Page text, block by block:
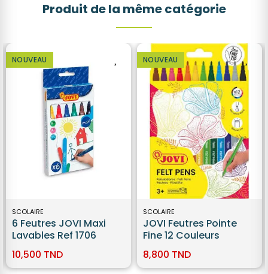
Produit de la même catégorie
NOUVEAU
SCOLAIRE
6 Feutres JOVI Maxi
Lavables Ref 1706
10,500 TND
NOUVEAU
SCOLAIRE
JOVI Feutres Pointe
Fine 12 Couleurs
8,800 TND